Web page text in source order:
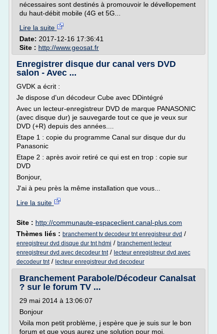
nécessaires sont destinés à promouvoir le dévellopement
du haut-débit mobile (4G et 5G...
Lire la suite
Date: 2017-12-16 17:36:41
Site : http://www.geosat.fr
Enregistrer disque dur canal vers DVD
salon - Avec ...
GVDK a écrit :
Je dispose d'un décodeur Cube avec DDintégré
Avec un lecteur-enregistreur DVD de marque PANASONIC
(avec disque dur) je sauvegarde tout ce que je veux sur
DVD (+R) depuis des années....
Etape 1 : copie du programme Canal sur disque dur du
Panasonic
Etape 2 : après avoir retiré ce qui est en trop : copie sur
DVD
Bonjour,
J'ai à peu près la même installation que vous...
Lire la suite
Site : http://communaute-espaceclient.canal-plus.com
Thèmes liés : branchement tv decodeur tnt enregistreur dvd /
enregistreur dvd disque dur tnt hdmi / branchement lecteur
enregistreur dvd avec decodeur tnt/ lecteur enregistreur dvd avec
decodeur tnt/ lecteur enregistreur dvd decodeur
Branchement Parabole/Décodeur Canalsat
? sur le forum TV ...
29 mai 2014 à 13:06:07
Bonjour
Voila mon petit problème, j espère que je suis sur le bon
forum et que vous aurez une solution pour moi.